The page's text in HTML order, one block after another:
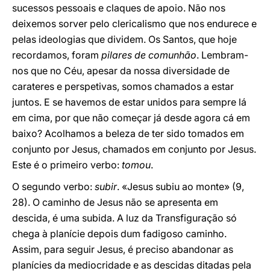
sucessos pessoais e claques de apoio. Não nos
deixemos sorver pelo clericalismo que nos endurece e
pelas ideologias que dividem. Os Santos, que hoje
recordamos, foram pilares de comunhão. Lembram-
nos que no Céu, apesar da nossa diversidade de
carateres e perspetivas, somos chamados a estar
juntos. E se havemos de estar unidos para sempre lá
em cima, por que não começar já desde agora cá em
baixo? Acolhamos a beleza de ter sido tomados em
conjunto por Jesus, chamados em conjunto por Jesus.
Este é o primeiro verbo: tomou.
O segundo verbo: subir. «Jesus subiu ao monte» (9,
28). O caminho de Jesus não se apresenta em
descida, é uma subida. A luz da Transfiguração só
chega à planície depois dum fadigoso caminho.
Assim, para seguir Jesus, é preciso abandonar as
planícies da mediocridade e as descidas ditadas pela